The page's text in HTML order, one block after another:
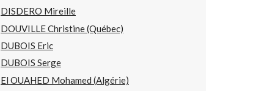
DISDERO Mireille
DOUVILLE Christine (Québec)
DUBOIS Eric
DUBOIS Serge
El OUAHED Mohamed (Algérie)